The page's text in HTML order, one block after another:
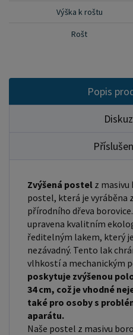
jsou zároveň
180x200 cm) se ještě
klička. Rozměrové značení
velikost otvoru pro
Na postele
Matrace - nakupujte - ZDE Prostěradla - nakupujte
stolky, komody atd. - nakupujte
polštáře, chrániče,
Rozměry postele:
pro pohodlí a funkčnost
měla být taková, abyste
lehat. Rozměry postele
vzhled a funkčnost vaší
naleznete i postele
důležité pro starší osoby
pohyblivostí. Rozměry
Výška k roštu
Rošt
Popis
Zvýšená postel z
postel, která je vyráběna
přírodního dřeva
upravena kvalitním
ředitelným lakem, který
nezávadný. Tento lak
vlhkostí a mechanickým
poskytuje zvýšenou
34 cm, což je vhodné
také pro osoby s
aparátu.
Naše postel z masivu